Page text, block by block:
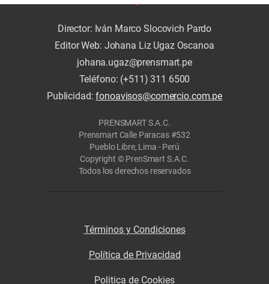
Director: Iván Marco Slocovich Pardo
Editor Web: Johana Liz Ugaz Oscanoa
johana.ugaz@prensmart.pe
Teléfono: (+511) 311 6500
Publicidad:fonoavisos@comercio.com.pe
PRENSMART S.A.C.
Prensmart Calle Paracas #532
Pueblo Libre, Lima - Perú
Copyright © PrenSmart S.A.C.
Todos los derechos reservados
Términos y Condiciones
Política de Privacidad
Politica de Cookies